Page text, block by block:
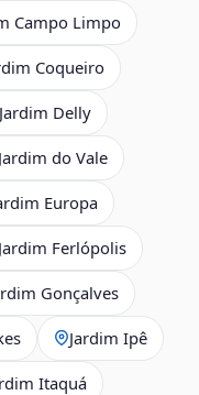
Campo Limpo
Coqueiro
Jardim Delly
Jardim do Vale
Europa
Jardim Ferlópolis
Gonçalves
Jardim Ipê
Itaquá